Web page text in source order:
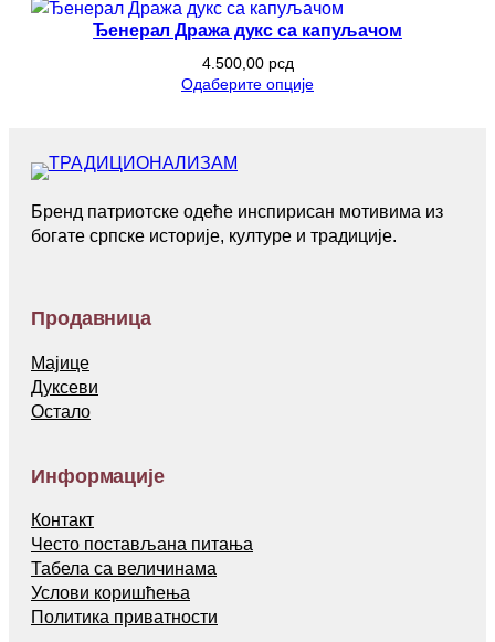
Ђенерал Дража дукс са капуљачом
4.500,00 рсд
Одаберите опције
Бренд патриотске одеће инспирисан мотивима из
богате српске историје, културе и традиције.
Продавница
Мајице
Дуксеви
Остало
Информације
Контакт
Често постављана питања
Табела са величинама
Услови коришћења
Политика приватности